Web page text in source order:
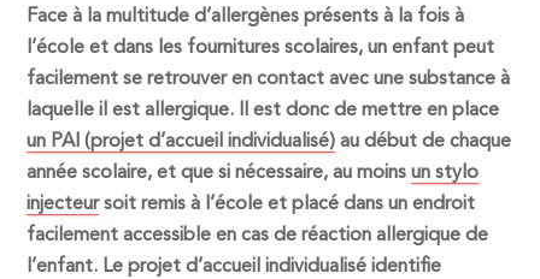
Face à la multitude d’allergènes présents à la fois à
l’école et dans les fournitures scolaires, un enfant peut
facilement se retrouver en contact avec une substance à
laquelle il est allergique. Il est donc de mettre en place
un PAI (projet d’accueil individualisé) au début de chaque
année scolaire, et que si nécessaire, au moinsun stylo
injecteursoit remis à l’école et placé dans un endroit
facilement accessible en cas de réaction allergique de
l’enfant. Le projet d’accueil individualisé identifie